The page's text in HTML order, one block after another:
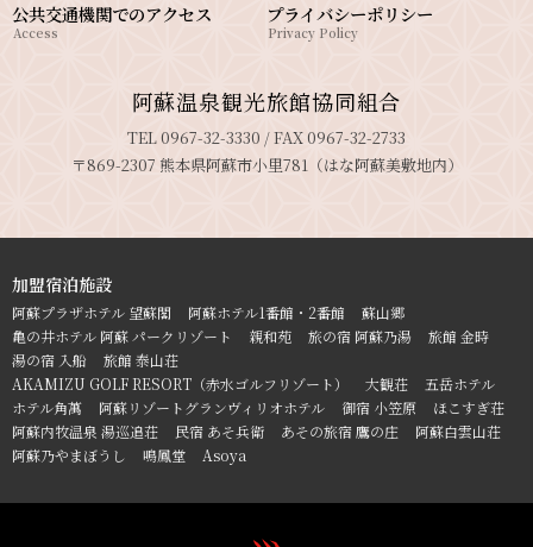
公共交通機関でのアクセス
Access
プライバシーポリシー
Privacy Policy
阿蘇温泉観光旅館協同組合
TEL 0967-32-3330 / FAX 0967-32-2733
〒869-2307 熊本県阿蘇市小里781（はな阿蘇美敷地内）
加盟宿泊施設
阿蘇プラザホテル 望蘇閣 阿蘇ホテル1番館・2番館
蘇山郷
亀の井ホテル 阿蘇 パークリゾート
親和苑 旅の宿 阿蘇乃湯
旅館 金時
湯の宿 入船
旅館 泰山荘
AKAMIZU GOLF RESORT（赤水ゴルフリゾート）
大観荘
五岳ホテル
ホテル角萬
阿蘇リゾートグランヴィリオホテル 御宿 小笠原
ほこすぎ荘
阿蘇内牧温泉 湯巡追荘
民宿 あそ兵衛 あその旅宿 鷹の庄
阿蘇白雲山荘
阿蘇乃やまぼうし
鳴鳳堂 Asoya